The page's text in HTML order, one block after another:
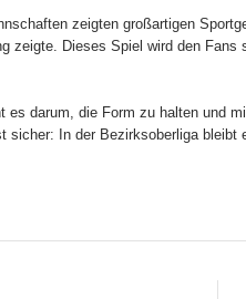
zeigten großartigen
zeigte. Dieses Spiel wird den
darum, die Form zu halten und
In der Bezirksoberliga bleibt